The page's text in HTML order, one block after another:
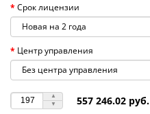
Срок лицензии
Центр управления
557 246.02 руб.